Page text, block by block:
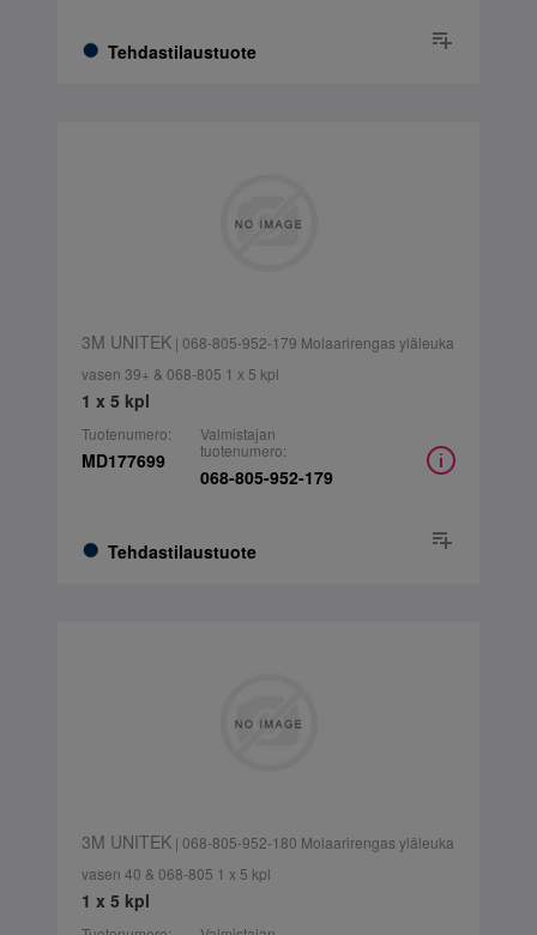
Tehdastilaustuote
3M UNITEK| 068-805-952-179 Molaarirengas yläleuka
vasen 39+ & 068-805 1 x 5 kpl
1 x 5 kpl
Tuotenumero:
MD177699
Tehdastilaustuote
Valmistajan
tuotenumero:
068-805-952-179
3M UNITEK| 068-805-952-180 Molaarirengas yläleuka
vasen 40 & 068-805 1 x 5 kpl
1 x 5 kpl